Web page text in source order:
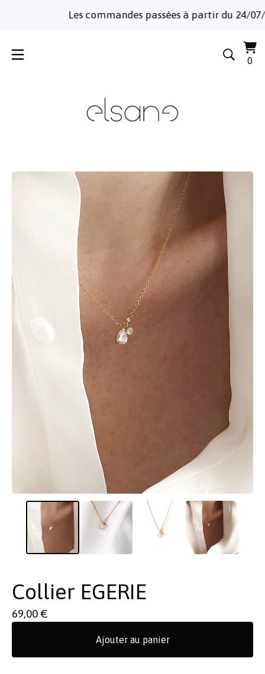
Les commandes passées à partir du 24/07/
0
Collier EGERIE
69,00 €
Ajouter au panier